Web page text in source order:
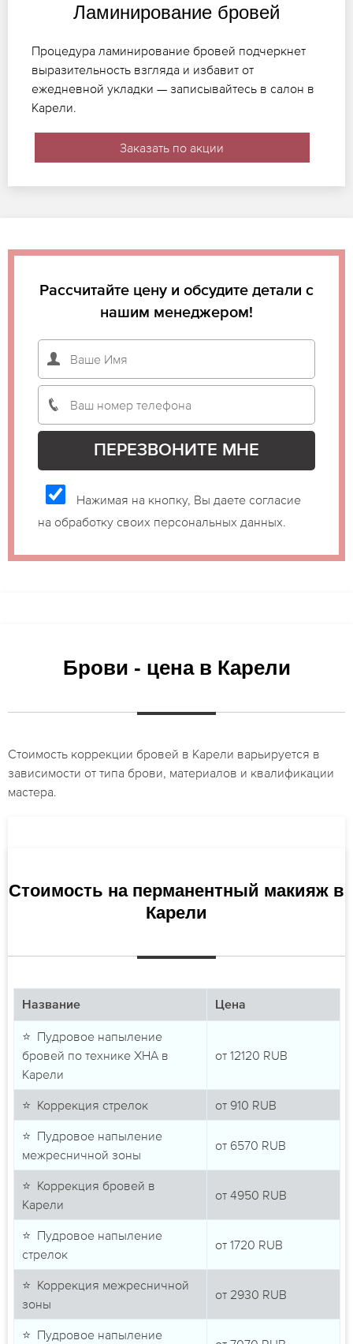
Ламинирование бровей
Процедура ламинирование бровей подчеркнет
выразительность взгляда и избавит от
ежедневной укладки — записывайтесь в салон в
Карели.
Заказать по акции
Рассчитайте цену и обсудите детали с
нашим менеджером!
Нажимая на кнопку, Вы даете согласие
на обработку своих персональных данных.
Брови - цена в Карели
Стоимость коррекции бровей в Карели варьируется в
зависимости от типа брови, материалов и квалификации
мастера.
Стоимость на перманентный макияж в
Карели
Название Цена
⭐ Пудровое напыление
бровей по технике ХНА в
Карели
от 12120 RUB
⭐ Коррекция стрелок от 910 RUB
⭐ Пудровое напыление
межресничной зоны
от 6570 RUB
⭐ Коррекция бровей в
Карели
от 4950 RUB
⭐ Пудровое напыление
стрелок
от 1720 RUB
⭐ Коррекция межресничной
зоны
от 2930 RUB
⭐ Пудровое напыление